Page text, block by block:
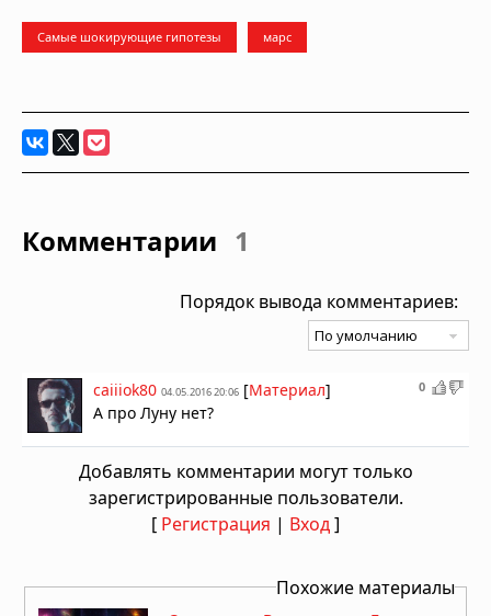
Самые шокирующие гипотезы марс
Комментарии 1
Порядок вывода комментариев:
0
caiiiok80 04.05.2016 20:06 [Материал]
А про Луну нет?
Добавлять комментарии могут только
зарегистрированные пользователи.
[ Регистрация | Вход]
Похожие материалы